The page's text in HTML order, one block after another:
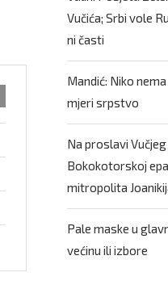
Vučića; Srbi vole
ni časti
Mandić: Niko
mjeri srpstvo
Na proslavi
Bokokotorskoj
mitropolita
Pale maske u
većinu ili izbore